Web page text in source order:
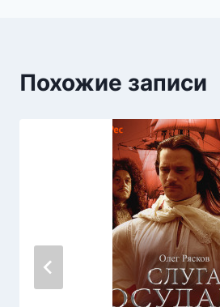
Похожие записи